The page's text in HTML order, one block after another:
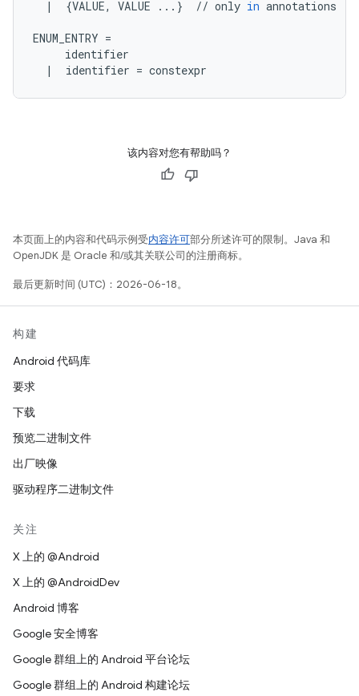
|
{VALUE, VALUE ... } // only in annotations
ENUM_ENTRY =
identifier
|
identifier = constexpr
该内容对您有帮助吗？
本页面上的内容和代码示例受内容许可部分所述许可的限制。Java 和
OpenJDK 是 Oracle 和/或其关联公司的注册商标。
最后更新时间 (UTC)：2026-06-18。
构建
Android 代码库
要求
下载
预览二进制文件
出厂映像
驱动程序二进制文件
关注
X 上的 @Android
X 上的 @AndroidDev
Android 博客
Google 安全博客
Google 群组上的 Android 平台论坛
Google 群组上的 Android 构建论坛